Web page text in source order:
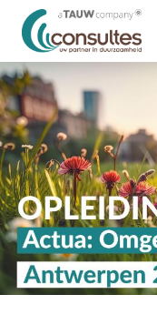
ZOEKEN